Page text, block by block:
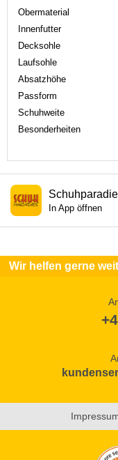
Obermaterial
Innenfutter
Decksohle
Laufsohle
Absatzhöhe
Passform
Schuhweite
Besonderheiten
In App öffnen
Wir helfen gerne